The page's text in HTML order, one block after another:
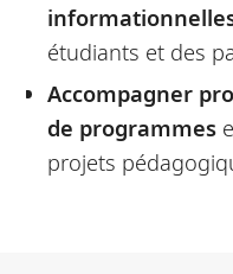
étudiants et des
Accompagner
de programmes
projets